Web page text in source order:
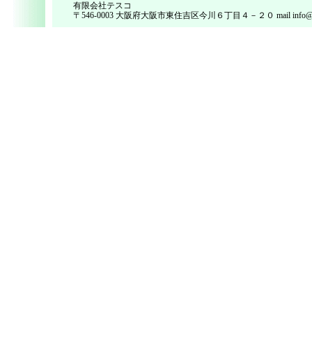
有限会社テスコ
〒546-0003 大阪府大阪市東住吉区今川６丁目４－２０ mail